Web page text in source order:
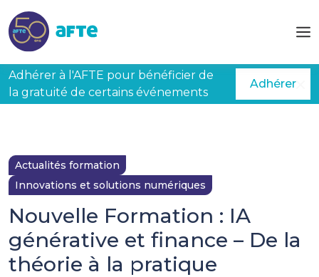
Adhérer à l'AFTE pour bénéficier de
la gratuité de certains événements
Adhérer
Actualités formation
Innovations et solutions numériques
Nouvelle Formation : IA
générative et finance – De la
théorie à la pratique